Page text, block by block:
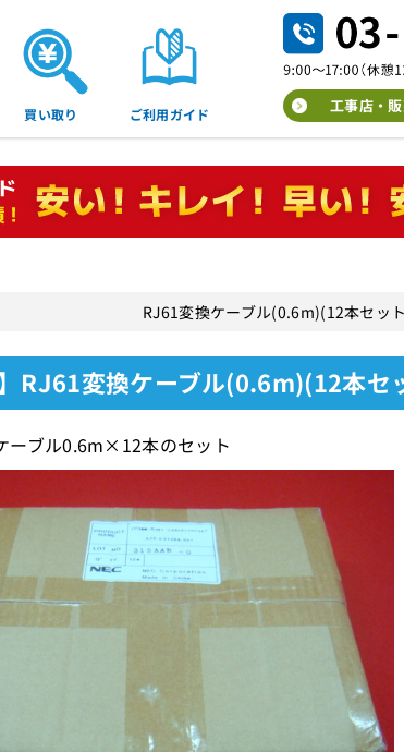
買い取り ご利用ガイド 工事店・
RJ61変換ケーブル(0.6m)(12本セッ
】RJ61変換ケーブル(0.6m)(12本
ーブル0.6m×12本のセット